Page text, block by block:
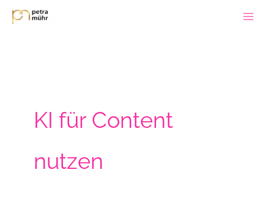
Zum
Inhalt
KI für Content
nutzen